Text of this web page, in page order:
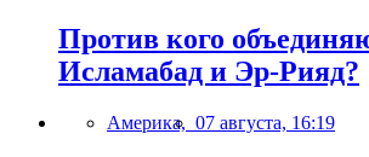
Против кого
Исламабад и Эр-Рияд?
Америка, 07 августа, 16:19